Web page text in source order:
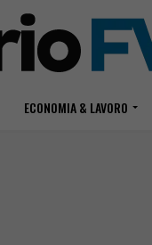
ECONOMIA & LAVORO